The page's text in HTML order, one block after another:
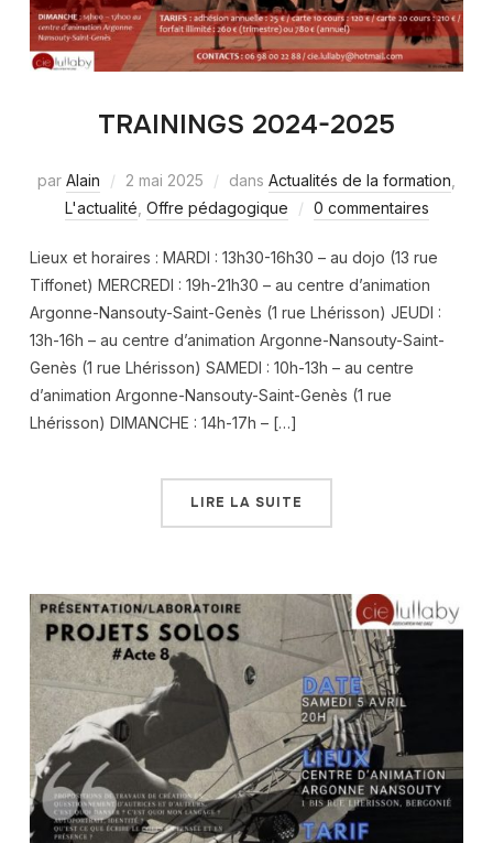
TRAININGS 2024-2025
par Alain 2 mai 2025 dans Actualités de la formation
L'actualité Offre pédagogique 0 commentaires
Lieux et horaires : MARDI : 13h30-16h30 – au dojo (13 rue
Tiffonet) MERCREDI : 19h-21h30 – au centre d’animation
Argonne-Nansouty-Saint-Genès (1 rue Lhérisson) JEUDI :
13h-16h – au centre d’animation Argonne-Nansouty-Saint-
Genès (1 rue Lhérisson) SAMEDI : 10h-13h – au centre
d’animation Argonne-Nansouty-Saint-Genès (1 rue
Lhérisson) DIMANCHE : 14h-17h – […]
LIRE LA SUITE